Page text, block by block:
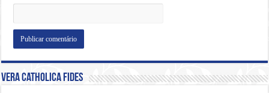
Vera Catholica Fides